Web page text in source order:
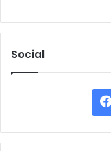
Social